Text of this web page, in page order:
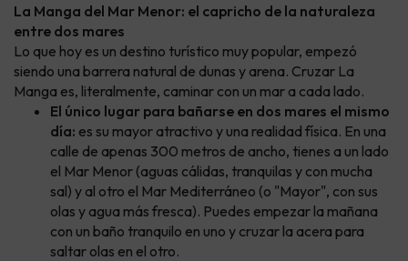
La Manga del Mar Menor: el capricho de la naturaleza
entre dos mares
Lo que hoy es un destino turístico muy popular, empezó
siendo una barrera natural de dunas y arena. Cruzar La
Manga es, literalmente, caminar con un mar a cada lado.
El único lugar para bañarse en dos mares el mismo
día: es su mayor atractivo y una realidad física. En una
calle de apenas 300 metros de ancho, tienes a un lado
el Mar Menor (aguas cálidas, tranquilas y con mucha
sal) y al otro el Mar Mediterráneo (o "Mayor", con sus
olas y agua más fresca). Puedes empezar la mañana
con un baño tranquilo en uno y cruzar la acera para
saltar olas en el otro.